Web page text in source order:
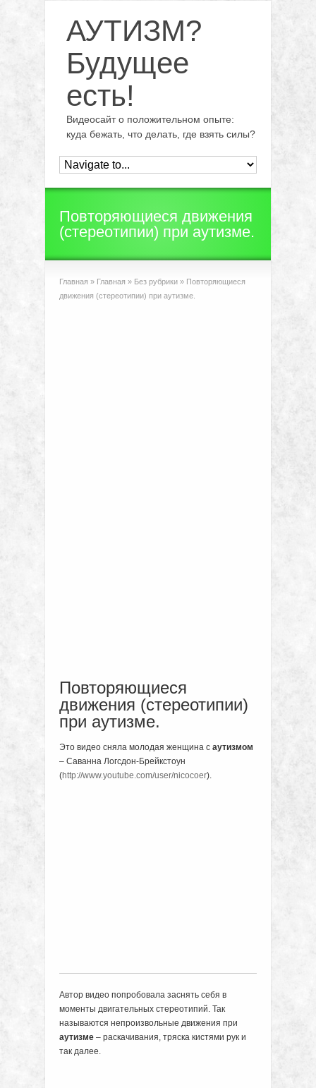
АУТИЗМ?
Будущее
есть!
Видеосайт о положительном опыте:
куда бежать, что делать, где взять силы?
Повторяющиеся движения
(стереотипии) при аутизме.
Главная » Главная » Без рубрики » Повторяющиеся
движения (стереотипии) при аутизме.
Повторяющиеся
движения (стереотипии)
при аутизме.
Это видео сняла молодая женщина с аутизмом
– Саванна Логсдон-Брейкстоун
(http://www.youtube.com/user/nicocoer).
Автор видео попробовала заснять себя в
моменты двигательных стереотипий. Так
называются непроизвольные движения при
аутизме – раскачивания, тряска кистями рук и
так далее.